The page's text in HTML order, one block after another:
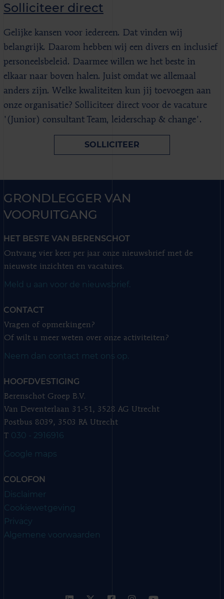
Solliciteer direct
Gelijke kansen voor iedereen. Dat vinden wij
belangrijk. Daarom hebben wij een divers en inclusief
personeelsbeleid. Daarmee willen we het beste in
elkaar naar boven halen. Juist omdat we allemaal
anders zijn. Welke kwaliteiten kun jij toevoegen aan
onze organisatie? Solliciteer direct voor de vacature
'(Junior) consultant Team, leiderschap & change'.
SOLLICITEER
GRONDLEGGER VAN
VOORUITGANG
HET BESTE VAN BERENSCHOT
Ontvang vier keer per jaar onze nieuwsbrief met de
nieuwste inzichten en vacatures.
Meld u aan voor de nieuwsbrief.
CONTACT
Vragen of opmerkingen?
Of wilt u meer weten over onze activiteiten?
Neem dan contact met ons op.
HOOFDVESTIGING
Berenschot Groep B.V.
Van Deventerlaan 31-51, 3528 AG Utrecht
Postbus 8039, 3503 RA Utrecht
T 030 - 2916916
Google maps
COLOFON
Disclaimer
Cookiewetgeving
Privacy
Algemene voorwaarden